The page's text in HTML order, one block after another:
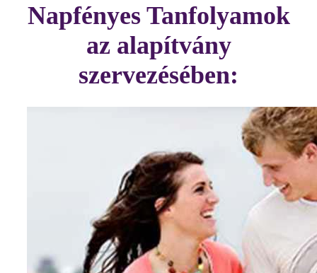
Napfényes Tanfolyamok
az alapítvány
szervezésében: